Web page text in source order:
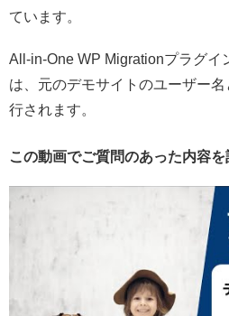
ています。
All-in-One WP Migrationプラグイ
は、元のデモサイトのユーザー
行されます。
この動画でご質問のあった内容を